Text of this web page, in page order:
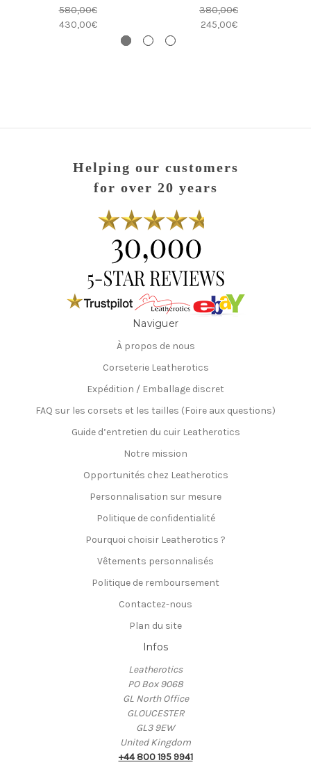
580,00€
430,00€
380,00€
245,00€
Helping our customers
for over 20 years
Naviguer
À propos de nous
Corseterie Leatherotics
Expédition / Emballage discret
FAQ sur les corsets et les tailles (Foire aux questions)
Guide d’entretien du cuir Leatherotics
Notre mission
Opportunités chez Leatherotics
Personnalisation sur mesure
Politique de confidentialité
Pourquoi choisir Leatherotics ?
Vêtements personnalisés
Politique de remboursement
Contactez-nous
Plan du site
Infos
Leatherotics
PO Box 9068
GL North Office
GLOUCESTER
GL3 9EW
United Kingdom
+44 800 195 9941